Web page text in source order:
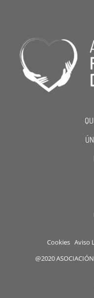
Cookies Aviso
@2020